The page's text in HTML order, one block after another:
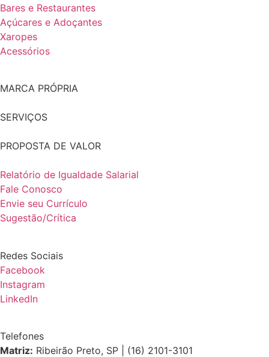
Bares e Restaurantes
Açúcares e Adoçantes
Xaropes
Acessórios
MARCA PRÓPRIA
SERVIÇOS
PROPOSTA DE VALOR
Relatório de Igualdade Salarial
Fale Conosco
Envie seu Currículo
Sugestão/Crítica
Redes Sociais
Facebook
Instagram
LinkedIn
Telefones
Matriz: Ribeirão Preto, SP | (16) 2101-3101